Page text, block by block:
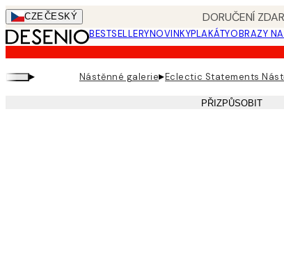
Skip
to
main
content.
CZEČESKÝ DORUČENÍ
BESTSELLERYNOVINKYPLAKÁTYOBRAZY
▸ Nástěnné galerie▸Eclectic Statements
PŘIZPŮSOBIT